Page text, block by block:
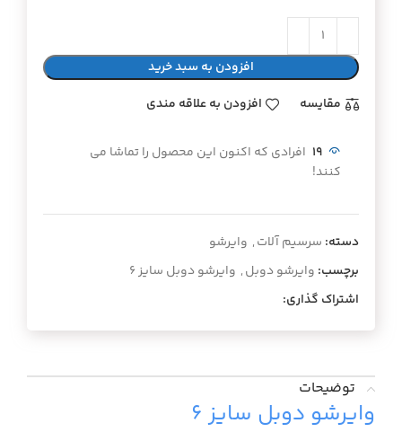
افزودن به سبد خرید
مقايسه
افزودن به علاقه مندی
19 افرادی که اکنون این محصول را تماشا می
کنند!
دسته: سرسیم آلات, وایرشو
برچسب: وایرشو دوبل, وایرشو دوبل سایز ۶
اشتراک گذاری:
توضیحات
وایرشو دوبل سایز ۶